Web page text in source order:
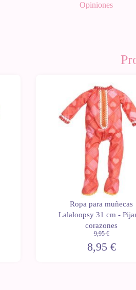
Opiniones
Ropa para muñecas
Lalaloopsy 31 cm -
corazones
9,95 €
8,95 €